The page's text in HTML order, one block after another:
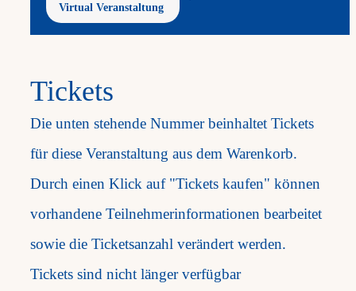
Virtual Veranstaltung
Tickets
Die unten stehende Nummer beinhaltet Tickets
für diese Veranstaltung aus dem Warenkorb.
Durch einen Klick auf "Tickets kaufen" können
vorhandene Teilnehmerinformationen bearbeitet
sowie die Ticketsanzahl verändert werden.
Tickets sind nicht länger verfügbar